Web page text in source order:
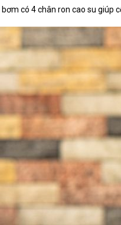
có 4 chân ron cao su giúp